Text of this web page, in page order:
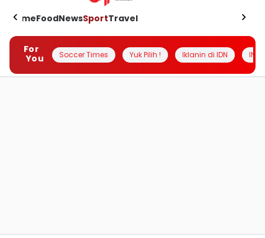
HomeFoodNewsSportTravel
For
You
Soccer Times Yuk Pilih ! Iklanin di IDN